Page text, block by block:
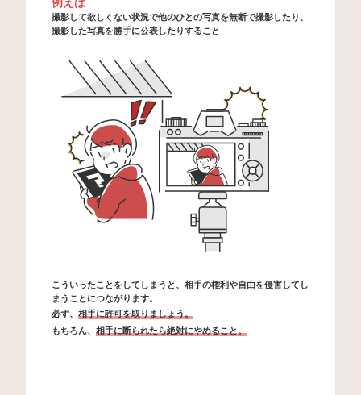
撮影して欲しくない状況で他のひとの写真を無断で撮影したり、
撮影した写真を勝手に公表したりすること
こういったことをしてしまうと、相手の権利や自由を侵害してし
まうことにつながります。
必ず、 相手に許可を取りましょう。
もちろん、 相手に断られたら絶対にやめること。